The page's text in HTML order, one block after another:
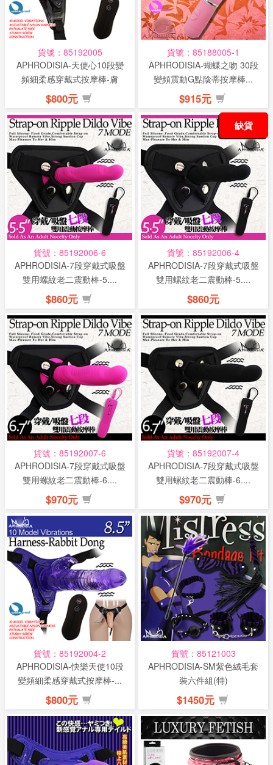
貨號：85192005
APHRODISIA-天使心10段變
頻細柔感穿戴式按摩棒-膚
$800元
貨號：85188005-1
APHRODISIA-蝴蝶之吻 30段
變頻震動G點陰蒂按摩棒...
$915元
貨號：85192006-6
APHRODISIA-7段穿戴式吸盤
雙用螺紋老二震動棒-5....
$860元
貨號：85192006-4
APHRODISIA-7段穿戴式吸盤
雙用螺紋老二震動棒-5....
$860元
缺貨
貨號：85192007-6
APHRODISIA-7段穿戴式吸盤
雙用螺紋老二震動棒-6....
$970元
貨號：85192007-4
APHRODISIA-7段穿戴式吸盤
雙用螺紋老二震動棒-6....
$970元
貨號：85192004-2
APHRODISIA-快樂天使10段
變頻細柔感穿戴式按摩棒-...
$800元
貨號：85121003
APHRODISIA-SM紫色絨毛套
裝六件組(特)
$1450元